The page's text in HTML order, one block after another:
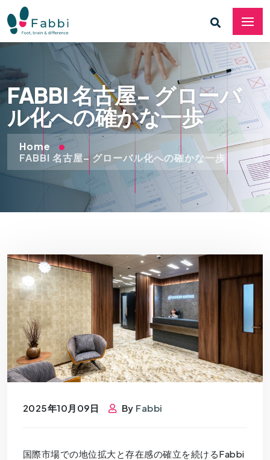
FABBI 名古屋– グローバ
ル化への確かな一歩
Home
FABBI 名古屋– グローバル化への確かな一歩
2025年10月09日 By Fabbi
国際市場での地位拡大と存在感の確立を続けるFabbi